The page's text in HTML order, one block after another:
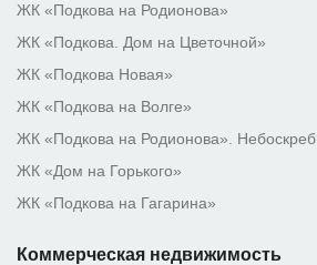
ЖК «Подкова на Родионова»
ЖК «Подкова. Дом на Цветочной»
ЖК «Подкова Новая»
ЖК «Подкова на Волге»
ЖК «Подкова на Родионова». Небоскреб
ЖК «Дом на Горького»
ЖК «Подкова на Гагарина»
Коммерческая недвижимость